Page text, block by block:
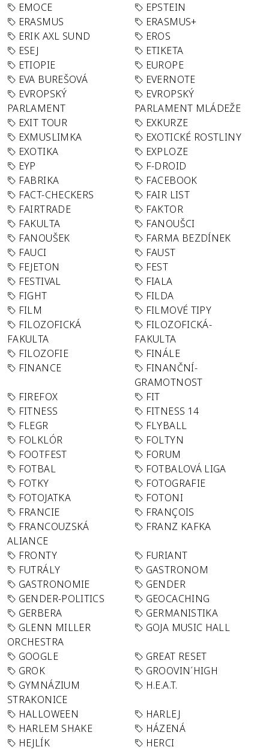
EMOCE
EPSTEIN
ERASMUS
ERASMUS+
ERIK AXL SUND
EROS
ESEJ
ETIKETA
ETIOPIE
EUROPE
EVA BUREŠOVÁ
EVERNOTE
EVROPSKÝ
PARLAMENT
EVROPSKÝ
PARLAMENT MLÁDEŽE
EXIT TOUR
EXKURZE
EXMUSLIMKA
EXOTICKÉ ROSTLINY
EXOTIKA
EXPLOZE
EYP
F-DROID
FABRIKA
FACEBOOK
FACT-CHECKERS
FAIR LIST
FAIRTRADE
FAKTOR
FAKULTA
FANOUŠCI
FANOUŠEK
FARMA BEZDÍNEK
FAUCI
FAUST
FEJETON
FEST
FESTIVAL
FIALA
FIGHT
FILDA
FILM
FILMOVÉ TIPY
FILOZOFICKÁ
FAKULTA
FILOZOFICKÁ-
FAKULTA
FILOZOFIE
FINÁLE
FINANCE
FINANČNÍ-
GRAMOTNOST
FIREFOX
FIT
FITNESS
FITNESS 14
FLEGR
FLYBALL
FOLKLÓR
FOLTYN
FOOTFEST
FORUM
FOTBAL
FOTBALOVÁ LIGA
FOTKY
FOTOGRAFIE
FOTOJATKA
FOTONI
FRANCIE
FRANÇOIS
FRANCOUZSKÁ
ALIANCE
FRANZ KAFKA
FRONTY
FURIANT
FUTRÁLY
GASTRONOM
GASTRONOMIE
GENDER
GENDER-POLITICS
GEOCACHING
GERBERA
GERMANISTIKA
GLENN MILLER
ORCHESTRA
GOJA MUSIC HALL
GOOGLE
GREAT RESET
GROK
GROOVIN´HIGH
GYMNÁZIUM
STRAKONICE
H.E.A.T.
HALLOWEEN
HARLEJ
HARLEM SHAKE
HÁZENÁ
HEJLÍK
HERCI